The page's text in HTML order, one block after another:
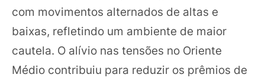
com movimentos alternados de altas e
baixas, refletindo um ambiente de maior
cautela. O alívio nas tensões no Oriente
Médio contribuiu para reduzir os prêmios de